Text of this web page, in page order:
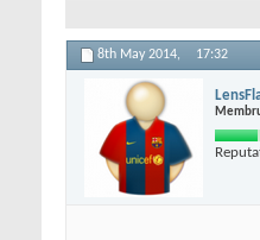
8th May 2014, 17:32